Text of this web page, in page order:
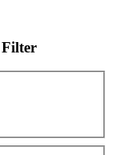
Filter